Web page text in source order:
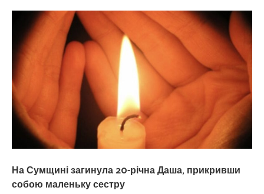
На Сумщині загинула 20-річна Даша, прикривши
собою маленьку сестру